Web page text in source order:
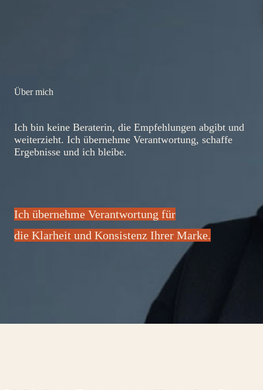
Über mich
Ich bin keine Beraterin, die Empfehlungen abgibt und
weiterzieht. Ich übernehme Verantwortung, schaffe
Ergebnisse und ich bleibe.
Ich übernehme Verantwortung für
die Klarheit und Konsistenz Ihrer Marke.